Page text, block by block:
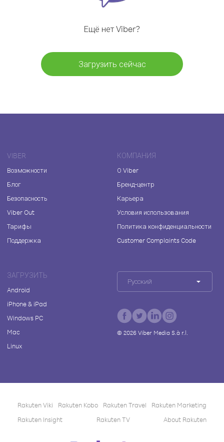
Ещё нет Viber?
Загрузить сейчас
VIBER
Возможности
Блог
Безопасность
Viber Out
Тарифы
Поддержка
КОМПАНИЯ
О Viber
Бренд-центр
Карьера
Условия использования
Политика конфиденциальности
Customer Complaints Code
ЗАГРУЗИТЬ
Android
iPhone & iPad
Windows PC
Mac
Linux
Русский
© 2026Viber Media S.à r.l.
Rakuten Viki Rakuten Kobo Rakuten Travel
Rakuten Marketing
Rakuten Insight
Rakuten TV About Rakuten